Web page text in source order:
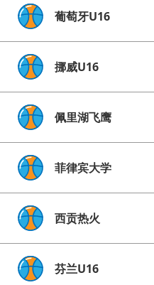
葡萄牙U16
挪威U16
佩里湖飞鹰
菲律宾大学
西贡热火
芬兰U16